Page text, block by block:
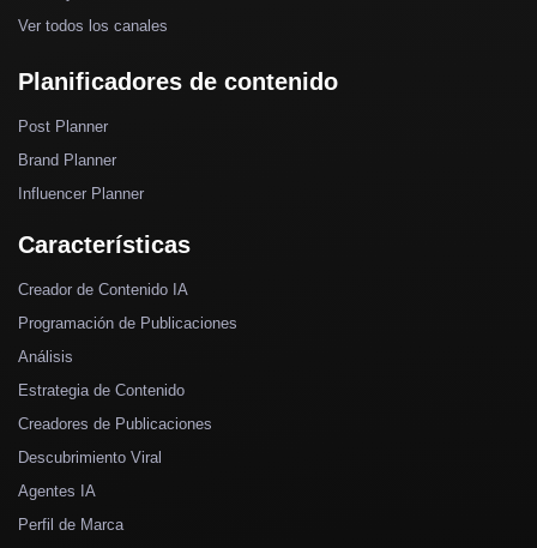
Ver todos los canales
Planificadores de contenido
Post Planner
Brand Planner
Influencer Planner
Características
Creador de Contenido IA
Programación de Publicaciones
Análisis
Estrategia de Contenido
Creadores de Publicaciones
Descubrimiento Viral
Agentes IA
Perfil de Marca